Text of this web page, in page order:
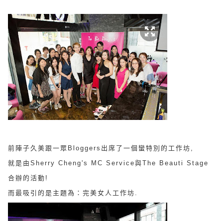
前陣子久美跟一眾Bloggers出席了一個蠻特別的工作坊,
就是由 Sherry Cheng's MC Service與The Beauti Stage
合辦的活動!
而最吸引的是主題為：完美女人工作坊.